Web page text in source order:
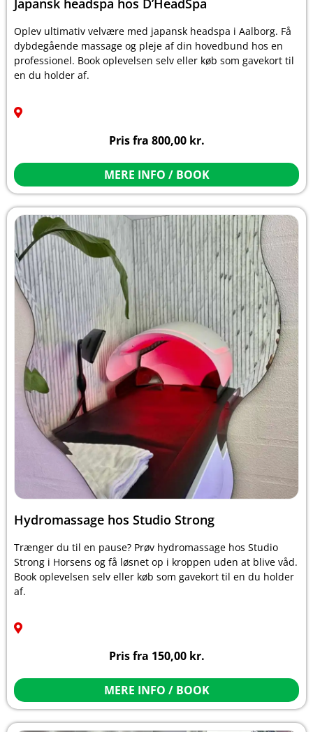
Japansk headspa hos D’HeadSpa
Oplev ultimativ velvære med japansk headspa i Aalborg. Få
dybdegående massage og pleje af din hovedbund hos en
professionel. Book oplevelsen selv eller køb som gavekort til
en du holder af.
Pris fra 800,00 kr.
MERE INFO / BOOK
Hydromassage hos Studio Strong
Trænger du til en pause? Prøv hydromassage hos Studio
Strong i Horsens og få løsnet op i kroppen uden at blive våd.
Book oplevelsen selv eller køb som gavekort til en du holder
af.
Pris fra 150,00 kr.
MERE INFO / BOOK